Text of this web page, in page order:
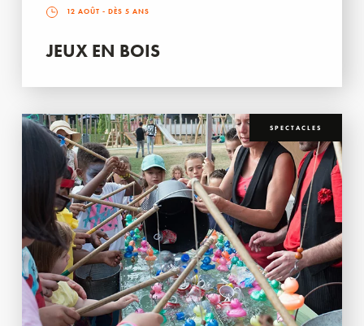
12 AOÛT - DÈS 5 ANS
JEUX EN BOIS
SPECTACLES